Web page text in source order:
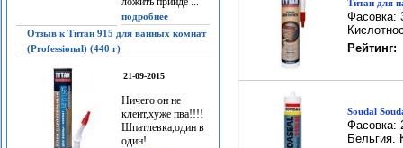
подробнее
Отзыв к Титан 915 для ванных комнат
(Professional) (440 г)
21-09-2015
Ничего он не
клеит,хуже пва!!!!
Шпатлевка,один в
один!
Титан для
Фасовка:
Рейтинг:
Soudal
Фасовка:
Бельгия.